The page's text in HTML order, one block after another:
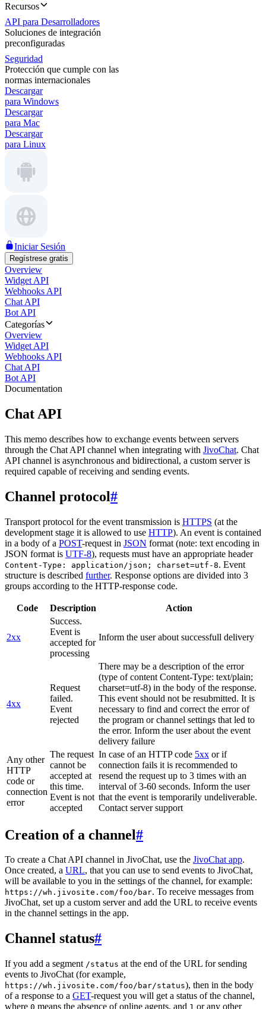
Recursos
API para Desarrolladores
Soluciones de integración
preconfiguradas
Seguridad
Protección que cumple con las
normas internacionales
Descargar
para Windows
Descargar
para Mac
Descargar
para Linux
Iniciar Sesión
Regístrese gratis
Overview
Widget API
Webhooks API
Chat API
Bot API
Categorías
Overview
Widget API
Webhooks API
Chat API
Bot API
Documentation
Chat API
This memo describes how to exchange events between servers
through the Chat API channel when integrating with JivoChat. Chat
API channel is asynchronous and bidirectional, a custom server is
required capable of receiving and sending events.
Channel protocol#
Transport protocol for the event transmission is HTTPS (at the
development stage it is allowed to use HTTP). An event is contained
in a body of a POST-request in JSON format (note: text encoding in
JSON format is UTF-8), requests must have an appropriate header
Content-Type: application/json; charset=utf-8. Event
structure is described further. Response options are divided into 3
groups according to the HTTP-response code.
Code Description Action
2xx
Success.
Event is
accepted for
processing
Inform the user about successfull delivery
4xx
Request
failed.
Event
rejected
There may be a description of the error
(type of content Content-Type: text/plain;
charset=utf-8) in the body of the response.
This event should not be resubmitted. It is
necessary to find and correct the error of
the program or channel settings that led to
the error. Inform the user about the event
delivery failure
Any other
HTTP
code or
connection
error
The request
cannot be
accepted at
this time.
Event is not
accepted
In case of an HTTP code 5xx or if
connection fails it is recommended to
resend the request up to 3 times with an
interval of 3-60 seconds. Inform the user
that the event is temporarily undeliverable.
Contact server support
Creation of a channel#
To create a Chat API channel in JivoChat, use the JivoChat app.
Once created, a URL, that you can use to send events to JivoChat,
will be available to you in the settings of the channel, for example:
https://wh.jivosite.com/foo/bar. To receive messages from
JivoChat, set up a custom server and add the URL to receive events
in the channel settings in the app.
Channel status#
If you add a segment /status at the end of the URL for sending
events to JivoChat (for example,
https://wh.jivosite.com/foo/bar/status), then in the body
of a response to a GET-request you will get a status of the channel,
where 0 means the absence of online agents, and 1 or any other